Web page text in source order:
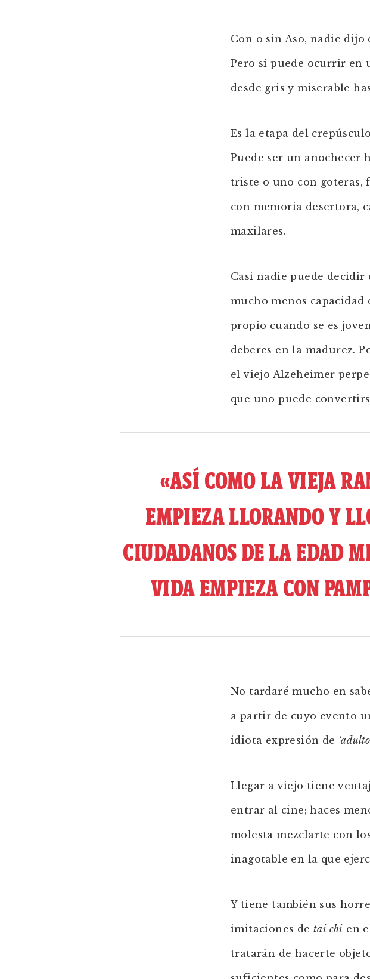
Con o sin Aso, nadie dijo
Pero sí puede ocurrir en
desde gris y miserable
Es la etapa del
Puede ser un anochecer
triste o uno con goteras,
con memoria desertora,
maxilares.
Casi nadie puede decidir
mucho menos
propio cuando se es
deberes en la madurez.
el viejo Alzeheimer
que uno puede
«ASÍ COMO LA VIEJA
EMPIEZA LLORANDO Y
CIUDADANOS DE LA EDAD
VIDA EMPIEZA CON
No tardaré mucho en
a partir de cuyo evento
idiota expresión de
Llegar a viejo tiene
entrar al cine; haces
molesta mezclarte con
inagotable en la que
Y tiene también sus
imitaciones de tai chi en
tratarán de hacerte